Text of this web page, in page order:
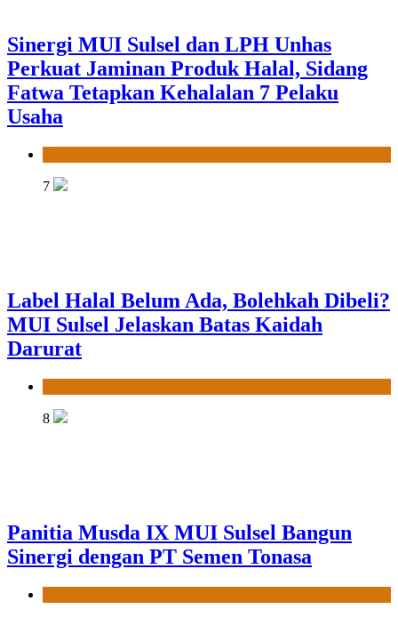
Label Halal Belum Ada, Bolehkah Dibeli?
MUI Sulsel Jelaskan Batas Kaidah
Darurat
Panitia Musda IX MUI Sulsel Bangun
Sinergi dengan PT Semen Tonasa
News